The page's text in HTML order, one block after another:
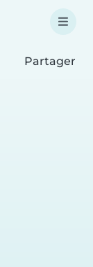
Partager